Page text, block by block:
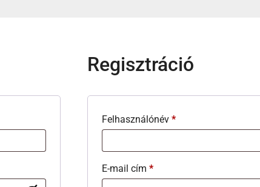
Regisztráció
Felhasználónév*
E-mail cím*